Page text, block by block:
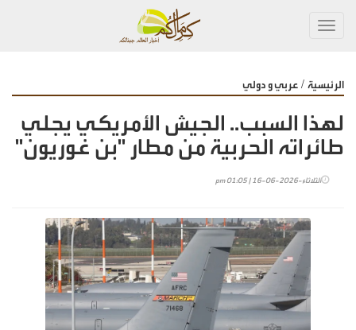
الرئيسية / عربي و دولي
لهذا السبب.. الجيش الأمريكي يجلي
طائراته الحربية من مطار "بن غوريون"
الثلاثاء-2026-06-16 | 01:05 pm